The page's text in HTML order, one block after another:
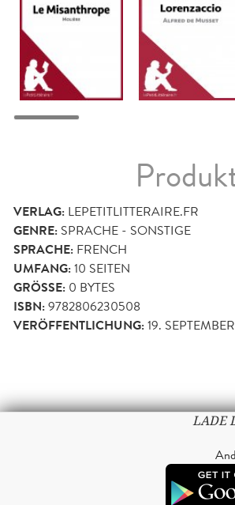
VERLAG: LEPETITLITTERAIRE.FR
GENRE: SPRACHE - SONSTIGE
SPRACHE: FRENCH
UMFANG:10 SEITEN
GRÖSSE: 0 BYTES
ISBN:9782806230508
VERÖFFENTLICHUNG:19.
LADE